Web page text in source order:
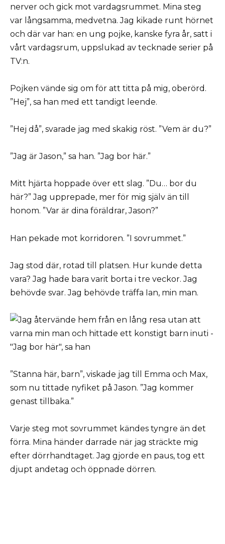
nerver och gick mot vardagsrummet. Mina steg
var långsamma, medvetna. Jag kikade runt hörnet
och där var han: en ung pojke, kanske fyra år, satt i
vårt vardagsrum, uppslukad av tecknade serier på
TV:n.
Pojken vände sig om för att titta på mig, oberörd.
”Hej”, sa han med ett tandigt leende.
”Hej då”, svarade jag med skakig röst. ”Vem är du?”
”Jag är Jason,” sa han. ”Jag bor här.”
Mitt hjärta hoppade över ett slag. ”Du… bor du
här?” Jag upprepade, mer för mig själv än till
honom. ”Var är dina föräldrar, Jason?”
Han pekade mot korridoren. ”I sovrummet.”
Jag stod där, rotad till platsen. Hur kunde detta
vara? Jag hade bara varit borta i tre veckor. Jag
behövde svar. Jag behövde träffa Ian, min man.
”Stanna här, barn”, viskade jag till Emma och Max,
som nu tittade nyfiket på Jason. ”Jag kommer
genast tillbaka.”
Varje steg mot sovrummet kändes tyngre än det
förra. Mina händer darrade när jag sträckte mig
efter dörrhandtaget. Jag gjorde en paus, tog ett
djupt andetag och öppnade dörren.